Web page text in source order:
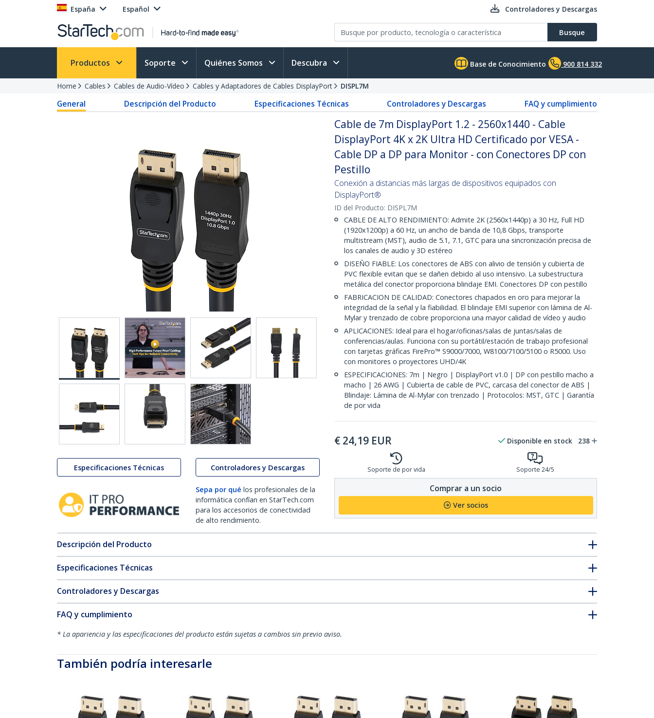
España Español Controladores y Descargas
Busque
Productos Soporte Quiénes Somos Descubra Base de Conocimiento 900 814 332
Home Cables Cables de Audio-Vídeo Cables y Adaptadores de Cables DisplayPort DISPL7M
General Descripción del Producto Especificaciones Técnicas Controladores y Descargas FAQ y cumplimiento
Especificaciones Técnicas Controladores y Descargas
Sepa por qué los profesionales de la
informática confían en StarTech.com
para los accesorios de conectividad
de alto rendimiento.
Cable de 7m DisplayPort 1.2 - 2560x1440 - Cable
DisplayPort 4K x 2K Ultra HD Certificado por VESA -
Cable DP a DP para Monitor - con Conectores DP con
Pestillo
Conexión a distancias más largas de dispositivos equipados con
DisplayPort®
ID del Producto: DISPL7M
CABLE DE ALTO RENDIMIENTO: Admite 2K (2560x1440p) a 30 Hz, Full HD
(1920x1200p) a 60 Hz, un ancho de banda de 10,8 Gbps, transporte
multistream (MST), audio de 5.1, 7.1, GTC para una sincronización precisa de
los canales de audio y 3D estéreo
DISEÑO FIABLE: Los conectores de ABS con alivio de tensión y cubierta de
PVC flexible evitan que se dañen debido al uso intensivo. La subestructura
metálica del conector proporciona blindaje EMI. Conectores DP con pestillo
FABRICACION DE CALIDAD: Conectores chapados en oro para mejorar la
integridad de la señal y la fiabilidad. El blindaje EMI superior con lámina de Al-
Mylar y trenzado de cobre proporciona una mayor calidad de vídeo y audio
APLICACIONES: Ideal para el hogar/oficinas/salas de juntas/salas de
conferencias/aulas. Funciona con su portátil/estación de trabajo profesional
con tarjetas gráficas FirePro™ S9000/7000, W8100/7100/5100 o R5000. Uso
con monitores o proyectores UHD/4K
ESPECIFICACIONES: 7m | Negro | DisplayPort v1.0 | DP con pestillo macho a
macho | 26 AWG | Cubierta de cable de PVC, carcasa del conector de ABS |
Blindaje: Lámina de Al-Mylar con trenzado | Protocolos: MST, GTC | Garantía
de por vida
€ 24,19 EUR Disponible en stock 238
Soporte de por vida Soporte 24/5
Comprar a un socio
Ver socios
Descripción del Producto
Especificaciones Técnicas
Controladores y Descargas
FAQ y cumplimiento
* La apariencia y las especificaciones del producto están sujetas a cambios sin previo aviso.
También podría interesarle